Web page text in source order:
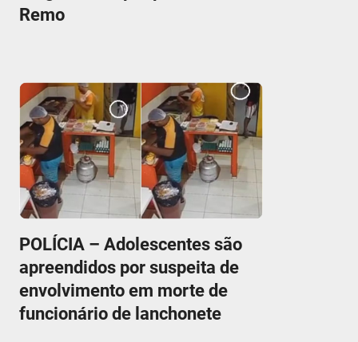
Remo
POLÍCIA – Adolescentes são
apreendidos por suspeita de
envolvimento em morte de
funcionário de lanchonete